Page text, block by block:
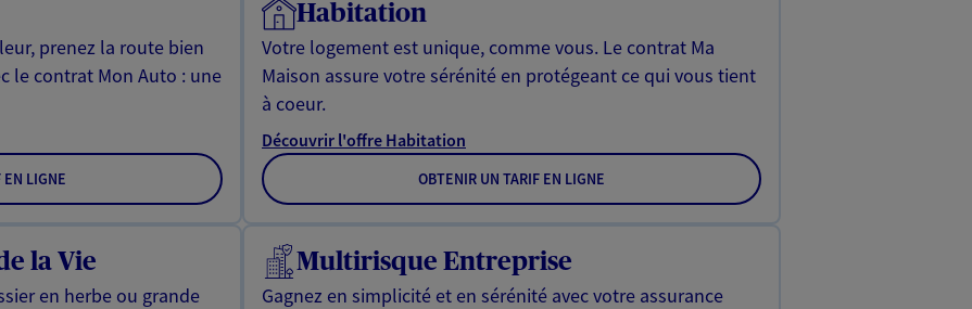
prenez la route bien
le contrat Mon Auto : une
EN LIGNE
Habitation
Votre logement est unique, comme vous. Le contrat Ma
Maison assure votre sérénité en protégeant ce qui vous tient
à coeur.
Découvrir l'offre Habitation
OBTENIR UN TARIF EN LIGNE
la Vie
en herbe ou grande
Multirisque Entreprise
Gagnez en simplicité et en sérénité avec votre assurance